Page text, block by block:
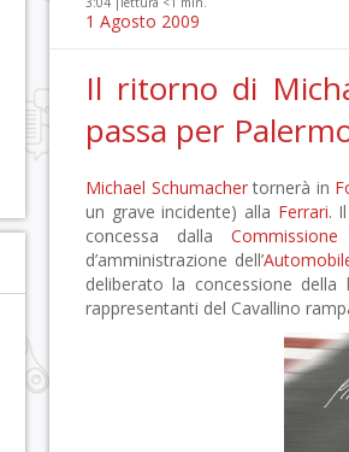
1 Agosto 2009
Il ritorno di
passa per
Michael Schumachertornerà in
un grave incidente) alla Ferrari.
concessa dalla
d’amministrazione dell’
deliberato la concessione
rappresentanti del Cavallino